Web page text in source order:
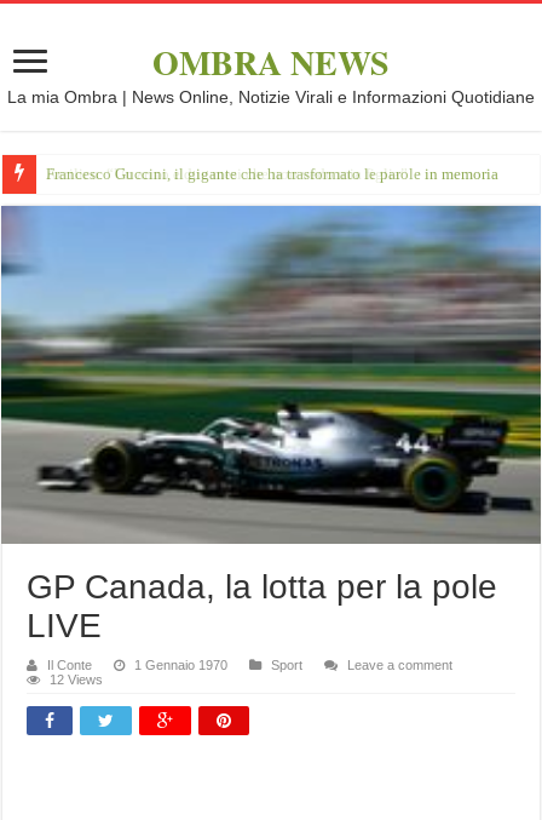
OMBRA NEWS
La mia Ombra | News Online, Notizie Virali e Informazioni Quotidiane
Francesco Guccini, il gigante che ha trasformato le parole in memoria
GP Canada, la lotta per la pole
LIVE
Il Conte 1 Gennaio 1970 Sport
Leave a comment
12 Views